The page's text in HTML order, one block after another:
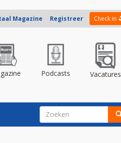
Magazine Registreer Check in
Podcasts Vacatures
ZOEKVELD